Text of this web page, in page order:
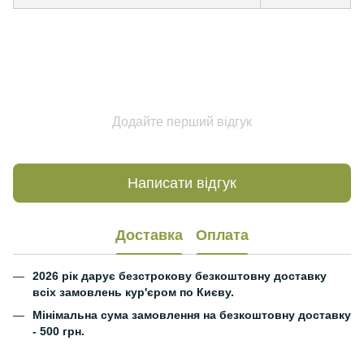
Додайте перший відгук
Написати відгук
Доставка Оплата
2026 рік дарує безстрокову безкоштовну доставку
всіх замовлень кур'єром по Києву.
Мінімальна сума замовлення на безкоштовну доставку
- 500 грн.